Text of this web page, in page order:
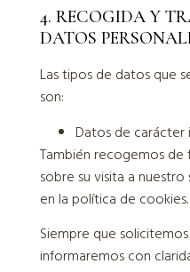
4. RECOGIDA Y
DATOS
Las tipos de datos que
son:
Datos de
También recogemos
sobre su visita a
en la política de cookies.
Siempre que
informaremos con